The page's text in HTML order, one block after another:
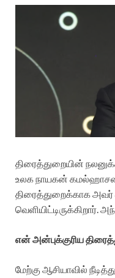
திரைத்துறையின்
உலக நாயகன்
திரைத்துறைக்காக அவர்
வெளியிட்டிருக்கிறார்.
என் அன்புக்குரிய
மேற்கு ஆசியாவில்